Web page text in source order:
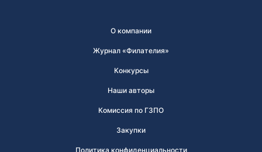
О компании
Журнал «Филателия»
Конкурсы
Наши авторы
Комиссия по ГЗПО
Закупки
Политика конфиденциальности